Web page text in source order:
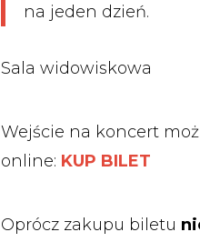
na jeden dzień.
Sala widowiskowa
Wejście na koncert
online: KUP BILET
Oprócz zakupu biletu